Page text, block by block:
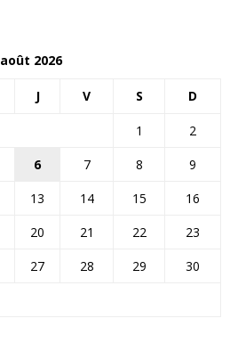
août 2026
J V S D
1
2
6 7 8
9
13 14 15
16
20 21 22
23
27 28 29
30